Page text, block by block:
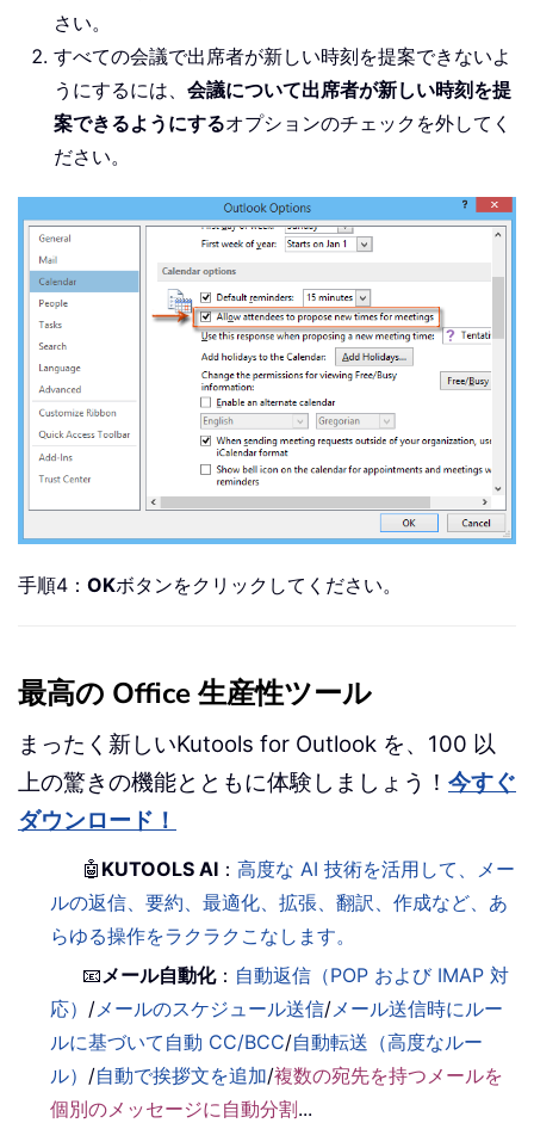
さい。
すべての会議で出席者が新しい時刻を提案できないよ
うにするには、 会議について出席者が新しい時刻を提
案できるようにするオプションのチェックを外してく
ださい。
手順4： OKボタンをクリックしてください。
最高の Office 生産性ツール
まったく新しいKutools for Outlook を、100 以
上の驚きの機能とともに体験しましょう！ 今すぐ
ダウンロード！
🤖 KUTOOLS AI ：高度な AI 技術を活用して、メー
ルの返信、要約、最適化、拡張、翻訳、作成など、あ
らゆる操作をラクラクこなします。
📧メール自動化： 自動返信（POP および IMAP 対
応） /メールのスケジュール送信/メール送信時にルー
ルに基づいて自動 CC/BCC/自動転送（高度なルー
ル） /自動で挨拶文を追加/複数の宛先を持つメールを
個別のメッセージに自動分割...